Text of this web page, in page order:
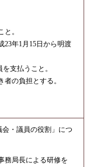
。
23年1月15日から明渡
支払うこと。
の負担とする。
会・議員の役割」につ
務局長による研修を